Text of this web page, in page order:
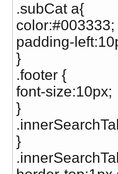
.subCat a{
color:#003333;
padding-
}
.footer {
font-size:10px;
}
}